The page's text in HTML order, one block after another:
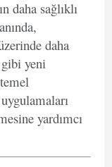
daha sağlıklı
daha
yeni
yardımcı